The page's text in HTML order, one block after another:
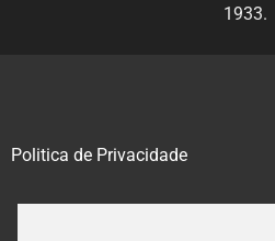
1933.
Politica de Privacidade